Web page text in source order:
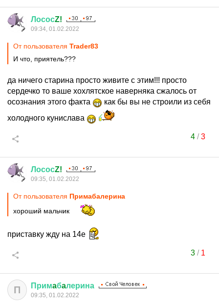
ЛососZ!
09:34, 01.02.2022
От пользователя Trader83
И что, приятель???
да ничего старина просто живите с этим!!! просто
сердечко то ваше хохлятское наверняка сжалось от
осознания этого факта
как бы вы не строили из себя
холодного кунислава
4/3
ЛососZ!
09:35, 01.02.2022
От пользователя Примaбaлерина
хороший мальчик
приставку жду на 14е
3/ 1
П Примaбaлерина
09:35, 01.02.2022